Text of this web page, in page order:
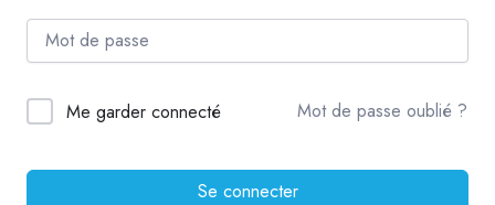
Me garder connecté Mot de passe oublié ?
Se connecter